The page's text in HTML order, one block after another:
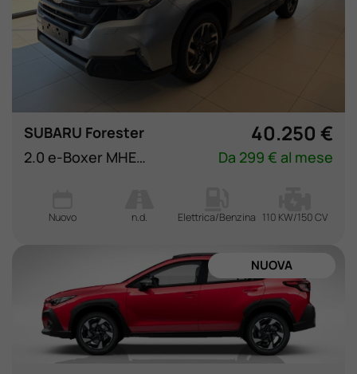
SUBARU Forester 40.250 €
2.0 e-Boxer MHEV CVT Lineartronic Style Da 299 € al mese
Nuovo n.d. Elettrica/Benzina 110 KW/150 CV
NUOVA